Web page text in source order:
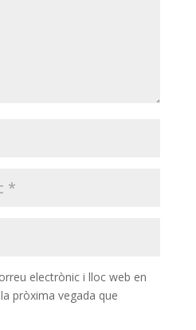
electrònic i lloc web en
pròxima vegada que